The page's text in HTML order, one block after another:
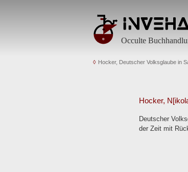
Occulte
Hocker, Deutscher Volksglaube in
Hocker,
Deutscher
der Zeit mit